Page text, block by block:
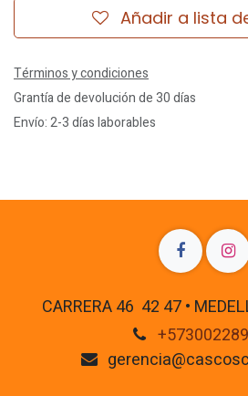
Añadir a lista
Términos y condiciones
Grantía de devolución de 30 días
Envío: 2-3 días laborables
CARRERA 46 42 47 •